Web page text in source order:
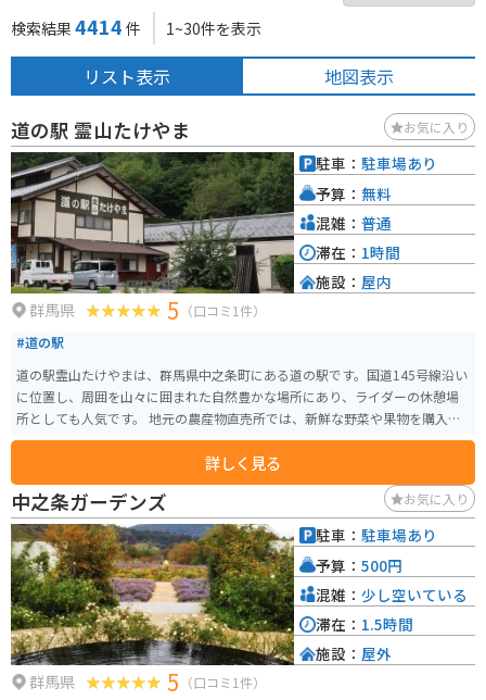
検索結果 4414 件 1~30件を表示
リスト表示 地図表示
道の駅 霊山たけやま お気に入り
群馬県 5 （口コミ1件）
#道の駅
道の駅霊山たけやまは、群馬県中之条町にある道の駅です。国道145号線沿い
に位置し、周囲を山々に囲まれた自然豊かな場所にあり、ライダーの休憩場
所としても人気です。 地元の農産物直売所では、新鮮な野菜や果物を購入す
ることができます。特に、地元産のりんごやこんにゃくは人気です。また、レ
ストランでは、地元の食材を使った料理を楽しむことができます。おすすめ
は、山菜を使ったそばやうどん、そして、群馬名物のひもかわうどんです。
道の駅霊山たけやまから少し足を延ばせば、草津温泉や四万温泉など、群馬
県を代表する温泉地にもアクセスできます。
詳しく見る
駐車： 駐車場あり
予算： 無料
混雑： 普通
滞在： 1時間
施設： 屋内
中之条ガーデンズ お気に入り
群馬県 5 （口コミ1件）
駐車： 駐車場あり
予算： 500円
混雑： 少し空いている
滞在： 1.5時間
施設： 屋外